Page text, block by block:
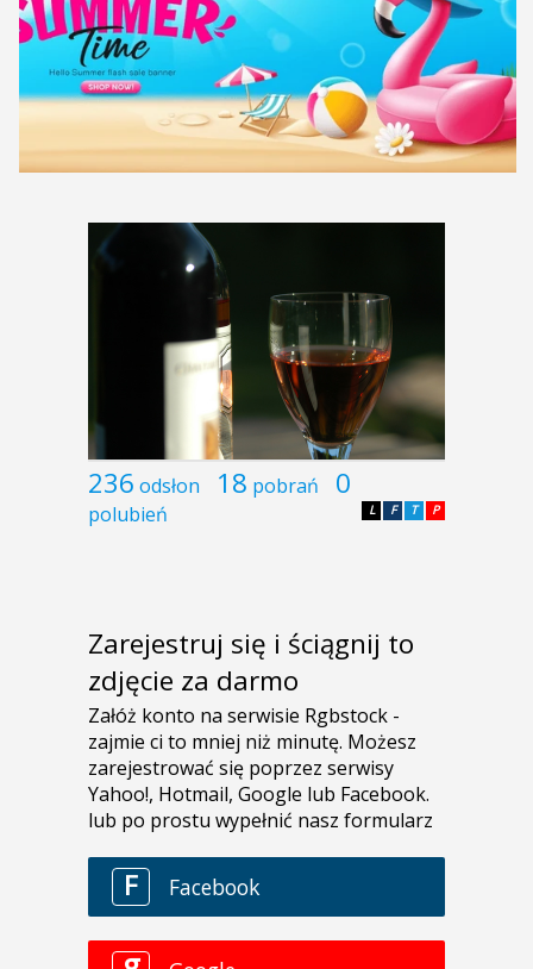
236 odsłon 18 pobrań 0
polubień P
T
F
L
Zarejestruj się i ściągnij to
zdjęcie za darmo